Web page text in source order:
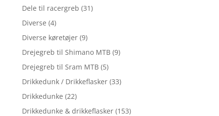
Dele til racergreb (31)
Diverse (4)
Diverse køretøjer (9)
Drejegreb til Shimano MTB (9)
Drejegreb til Sram MTB (5)
Drikkedunk / Drikkeflasker (33)
Drikkedunke (22)
Drikkedunke & drikkeflasker (153)